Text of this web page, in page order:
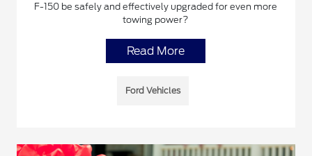
F-150 be safely and effectively upgraded for even more
towing power?
Read More
Ford Vehicles